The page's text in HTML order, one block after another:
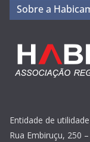
Sobre a
Entidade de
Rua Embiruçu, 250